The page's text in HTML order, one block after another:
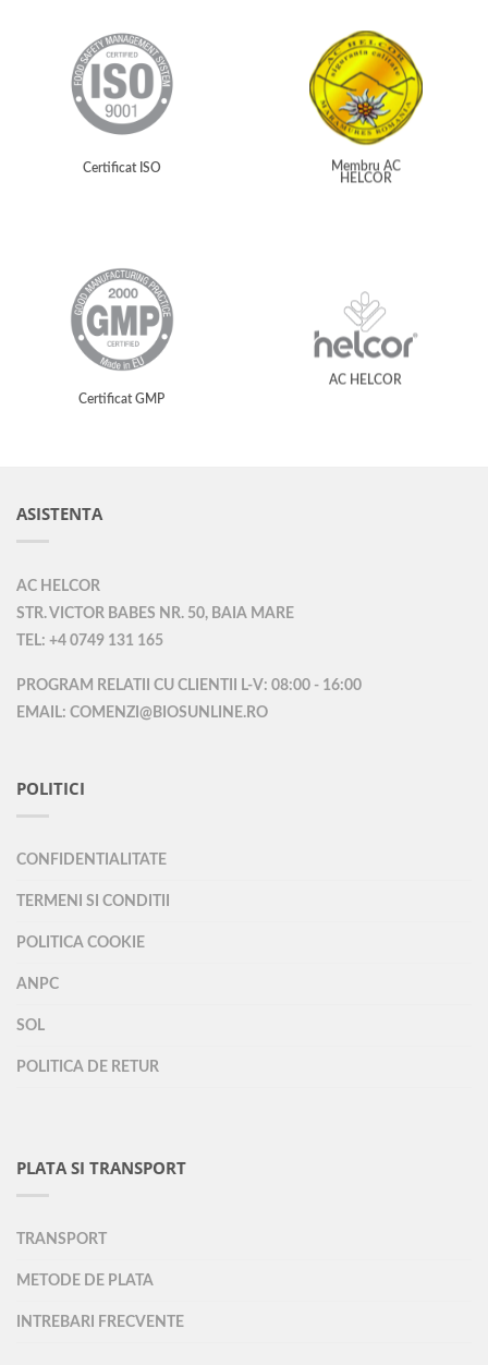
Certificat ISO
Membru AC
HELCOR
Certificat GMP
AC HELCOR
ASISTENTA
AC HELCOR
STR. VICTOR BABES NR. 50, BAIA MARE
TEL: +4 0749 131 165
PROGRAM RELATII CU CLIENTII L-V: 08:00 - 16:00
EMAIL: COMENZI@BIOSUNLINE.RO
POLITICI
CONFIDENTIALITATE
TERMENI SI CONDITII
POLITICA COOKIE
ANPC
SOL
POLITICA DE RETUR
PLATA SI TRANSPORT
TRANSPORT
METODE DE PLATA
INTREBARI FRECVENTE